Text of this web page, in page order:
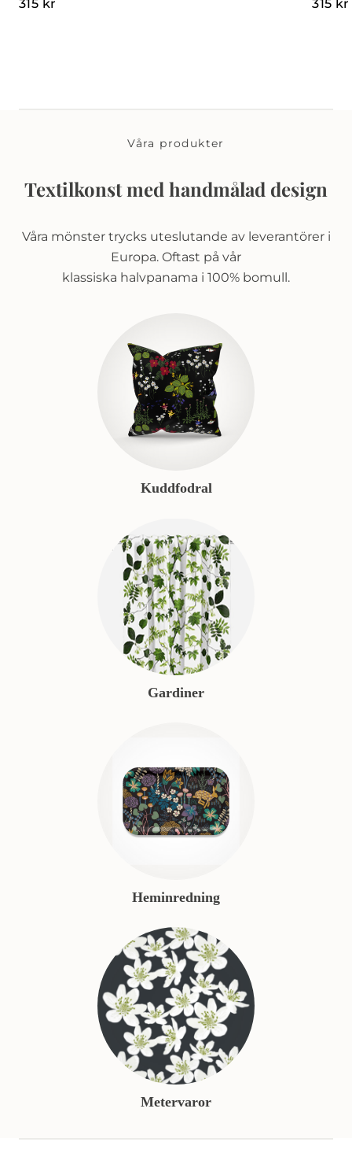
315 kr 315 kr
Våra produkter
Textilkonst med handmålad design
Våra mönster trycks uteslutande av leverantörer i
Europa. Oftast på vår
klassiska halvpanama i 100% bomull.
Kuddfodral
Gardiner
Heminredning
Metervaror